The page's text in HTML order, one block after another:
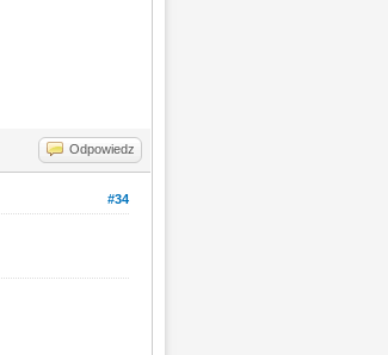
Odpowiedz
#34